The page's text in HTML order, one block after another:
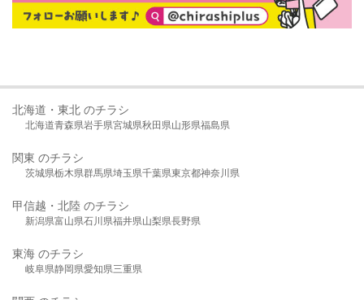
北海道・東北 のチラシ
北海道青森県岩手県宮城県秋田県山形県福島県
関東 のチラシ
茨城県栃木県群馬県埼玉県千葉県東京都神奈川県
甲信越・北陸 のチラシ
新潟県富山県石川県福井県山梨県長野県
東海 のチラシ
岐阜県静岡県愛知県三重県